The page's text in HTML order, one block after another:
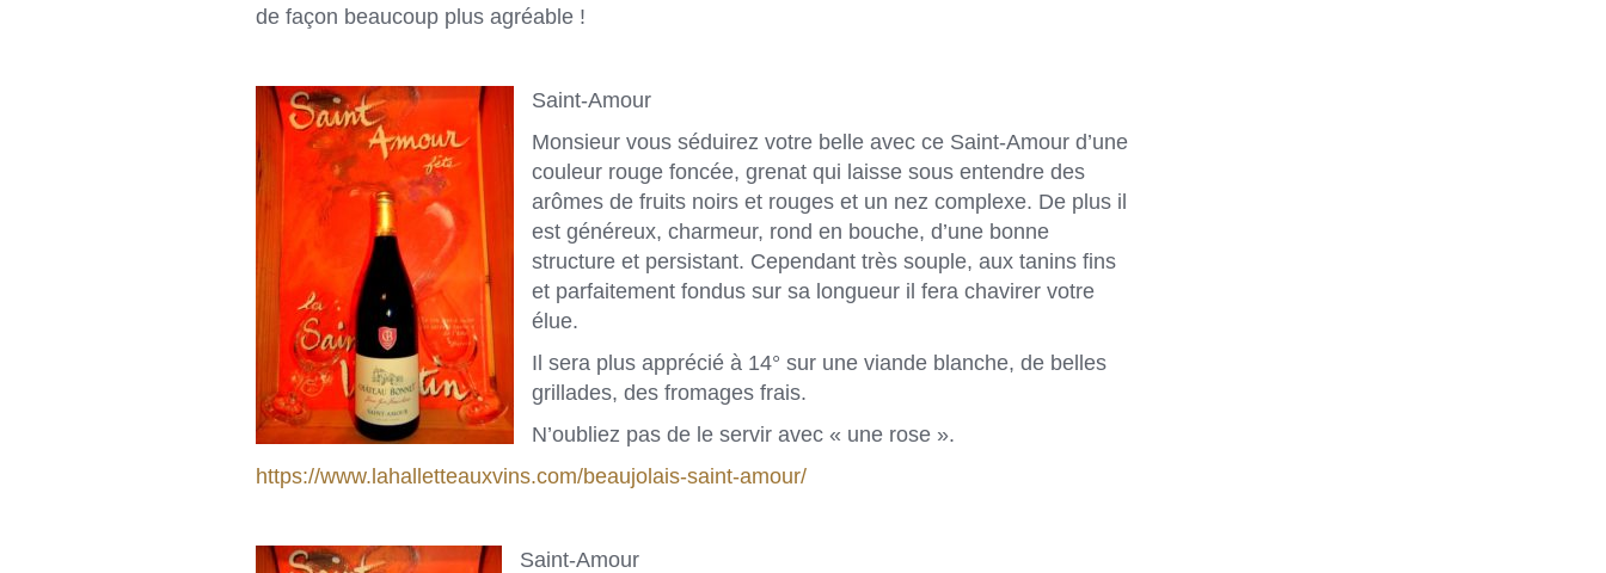
de façon beaucoup plus agréable !
Saint-Amour
Monsieur vous séduirez votre belle avec ce Saint-Amour d’une
couleur rouge foncée, grenat qui laisse sous entendre des
arômes de fruits noirs et rouges et un nez complexe. De plus il
est généreux, charmeur, rond en bouche, d’une bonne
structure et persistant. Cependant très souple, aux tanins fins
et parfaitement fondus sur sa longueur il fera chavirer votre
élue.
Il sera plus apprécié à 14° sur une viande blanche, de belles
grillades, des fromages frais.
N’oubliez pas de le servir avec « une rose ».
https://www.lahalletteauxvins.com/beaujolais-saint-amour/
Saint-Amour